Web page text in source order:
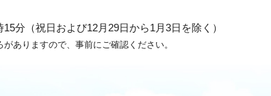
分（祝日および12月29日から1月3日を除く）
ありますので、事前にご確認ください。